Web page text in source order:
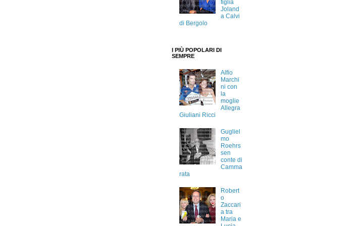
figlia
Joland
a Calvi
di Bergolo
I PIÙ POPOLARI DI
SEMPRE
Alfio
Marchi
ni con
la
moglie
Allegra
Giuliani Ricci
Gugliel
mo
Roehrs
sen
conte di
Camma
rata
Robert
o
Zaccari
a tra
Maria e